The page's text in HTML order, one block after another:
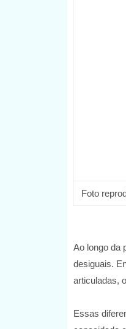
Foto
Ao longo da
desiguais.
articuladas,
Essas